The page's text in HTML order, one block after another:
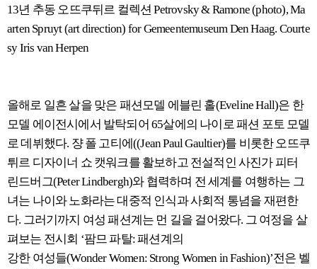
13년 추동 오뜨쿠뒤르 컬렉션 Petrovsky & Ramone (photo), Ma
arten Spruyt (art direction) for Gemeentemuseum Den Haag. Courte
sy Iris van Herpen
올해로 일흔 살을 맞은 패션모델 에블린 홀(Eveline Hall)은 한
모델 에이전시에서 발탁되어 65살에의 나이로 패션 포토 모델
로 데뷔했다. 쟝 폴 고티에((Jean Paul Gaultier)를 비롯한 오뜨쿠
튀르 디자이너 쇼 캣워크를 활보하고 전설적인 사진가 피터
린드버그(Peter Lindbergh)와 협력하며 전 세계를 여행하는 그
녀는 나이와 노화라는 대중적 인식과 사회적 통념을 재편한
다. 그러기까지 여성 패션계는 먼 길을 걸어왔다. 그 여정을 살
펴보는 전시회 ‘팜므 파탈: 패션계의
강한 여성들(Wonder Women: Strong Women in Fashion)’전은 벨